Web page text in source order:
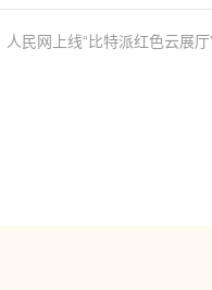
人民网上线“比特派红色云展厅